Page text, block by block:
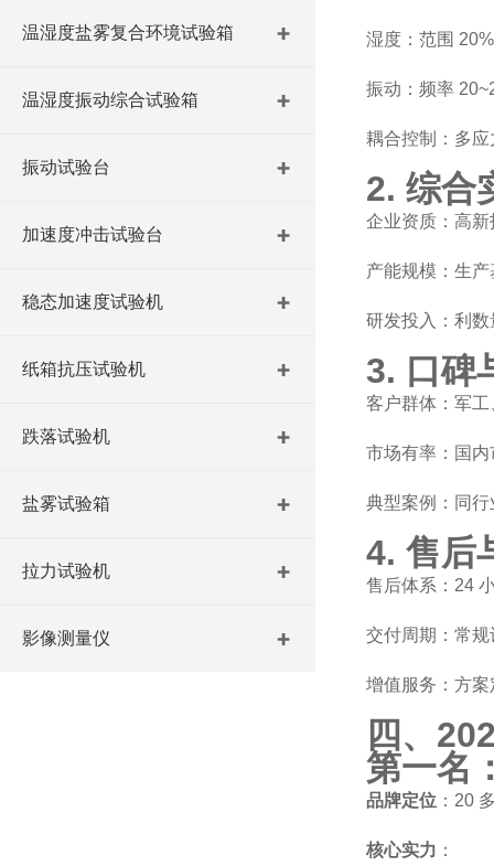
温湿度盐雾复合环境试验箱
温湿度振动综合试验箱
振动试验台
加速度冲击试验台
稳态加速度试验机
纸箱抗压试验机
跌落试验机
盐雾试验箱
拉力试验机
影像测量仪
湿度：范围
振动：频率
耦合控制：多
2. 综合
企业资质：高
产能规模：生
研发投入：利
3. 口碑
客户群体：军
市场有率：国
典型案例：同
4. 售后
售后体系：24
交付周期：常
增值服务：方
四、
第一名
品牌定位：20
核心实力 ：